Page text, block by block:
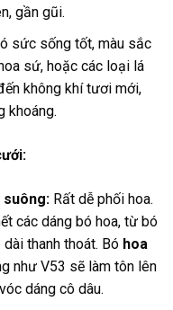
gần gũi.
sức sống tốt, màu sắc
sứ, hoặc các loại lá
không khí tươi mới,
khoáng.
suông: Rất dễ phối hoa.
các dáng bó hoa, từ bó
thanh thoát. Bó hoa
như V53 sẽ làm tôn lên
dáng cô dâu.